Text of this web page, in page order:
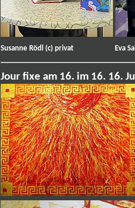
Susanne Rödl (c) privat Eva
Jour fixe am 16. im 16. 16.